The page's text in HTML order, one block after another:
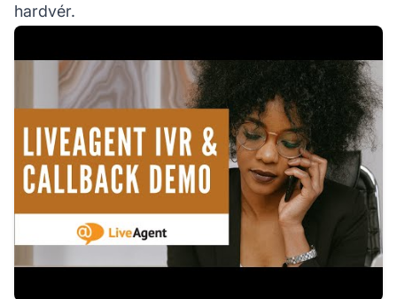
hardvér.